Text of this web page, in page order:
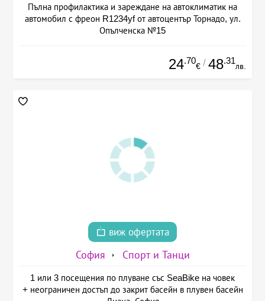
Пълна профилактика и зареждане на автоклиматик на
автомобил с фреон R1234yf от автоцентър Торнадо, ул.
Опълченска №15
24.70
€ / 48.31
лв.
виж офертата
София Спорт и Танци
1 или 3 посещения по плуване със SeaBike на човек
+ неограничен достъп до закрит басейн в плувен басейн